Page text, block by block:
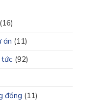
(16)
án (11)
tức (92)
đồng (11)